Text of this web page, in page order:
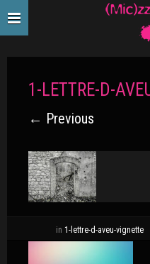
1-LETTRE-D-
← Previous
in 1-lettre-d-aveu-vignette